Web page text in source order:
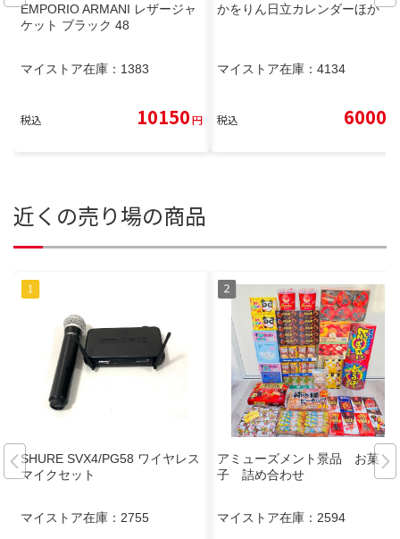
EMPORIO ARMANI レザージャ
ケット ブラック 48
マイストア在庫： 1383
税込 10150円
かをりん日立カレンダーほか
マイストア在庫： 4134
税込 6000
近くの売り場の商品
SHURE SVX4/PG58 ワイヤレス
マイクセット
マイストア在庫： 2755
アミューズメント景品 お菓
子 詰め合わせ
マイストア在庫： 2594